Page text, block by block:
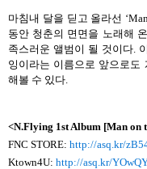
마침내 달을 딛고 올라선
동안 청춘의 면면을 노래해
족스러운 앨범이 될 것이다.
잉이라는 이름으로 앞으로
해볼 수 있다
<N.Flying 1st Album [Man on
FNC STORE: http://asq.kr/
Ktown4U: http://asq.kr/